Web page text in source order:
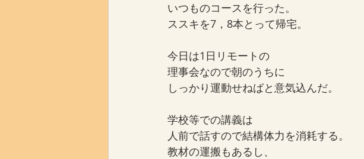
いつものコースを行った。
ススキを7，8本とって帰宅。
今日は1日リモートの
理事会なので朝のうちに
しっかり運動せねばと意気込んだ。
学校等での講義は
人前で話すので結構体力を消耗する。
教材の運搬もあるし、